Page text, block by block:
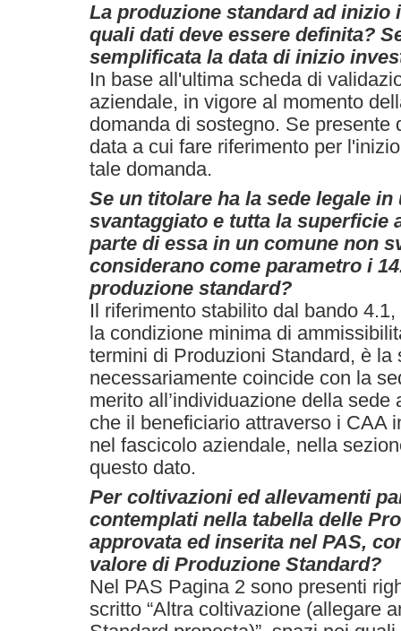
La produzione standard ad inizio
quali dati deve essere definita?
semplificata la data di inizio
In base all'ultima scheda di
aziendale, in vigore al momento
domanda di sostegno. Se presente
data a cui fare riferimento per
tale domanda.
Se un titolare ha la sede legale in
svantaggiato e tutta la superficie
parte di essa in un comune non
considerano come parametro i
produzione standard?
Il riferimento stabilito dal bando
la condizione minima di
termini di Produzioni Standard, è la
necessariamente coincide con la
merito all’individuazione della
che il beneficiario attraverso i CAA
nel fascicolo aziendale, nella
questo dato.
Per coltivazioni ed allevamenti
contemplati nella tabella delle
approvata ed inserita nel PAS,
valore di Produzione Standard?
Nel PAS Pagina 2 sono presenti
scritto “Altra coltivazione (allegare